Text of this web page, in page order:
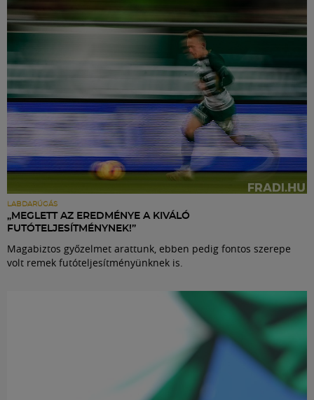
LABDARÚGÁS
„MEGLETT AZ EREDMÉNYE A KIVÁLÓ
FUTÓTELJESÍTMÉNYNEK!”
Magabiztos győzelmet arattunk, ebben pedig fontos szerepe
volt remek futóteljesítményünknek is.
Szakosztályok
Meccscenter
Klub
Szolgáltatások
Shop